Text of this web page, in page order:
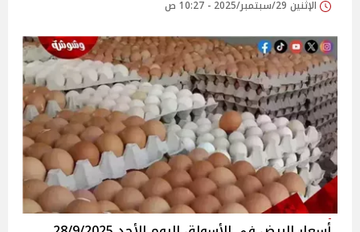
الإثنين 29/سبتمبر/2025 - 10:27 ص